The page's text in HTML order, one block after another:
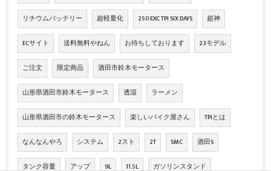
リチウムバッテリー 超軽量化 250 EXC TPI SIX DAYS 超神
ECサイト 送料無料やねん お待ちしております 23モデル
ご注文 限定商品 酒田市鈴木モータース
山形県酒田市鈴木モータース 透湿 ラーメン
山形県酒田市の鈴木モータース 楽しいバイク屋さん TPIとは
なんなんやろ システム 2スト 2T SMC 酒田S
タンク容量 アップ 9L 11.5L ガソリンスタンド